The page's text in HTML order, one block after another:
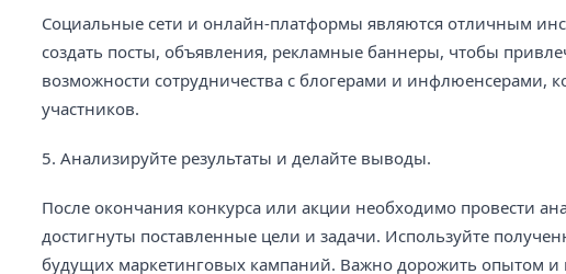
Социальные сети и онлайн-платформы являются отличным
создать посты, объявления, рекламные баннеры, чтобы
возможности сотрудничества с блогерами и инфлюенсерами,
участников.
5. Анализируйте результаты и делайте выводы.
После окончания конкурса или акции необходимо провести
достигнуты поставленные цели и задачи. Используйте
будущих маркетинговых кампаний. Важно дорожить опытом